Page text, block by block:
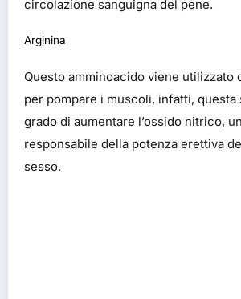
circolazione sanguigna del pene.
Arginina
Questo amminoacido viene utilizzato
per pompare i muscoli, infatti, questa
grado di aumentare l’ossido nitrico,
responsabile della potenza erettiva
sesso.